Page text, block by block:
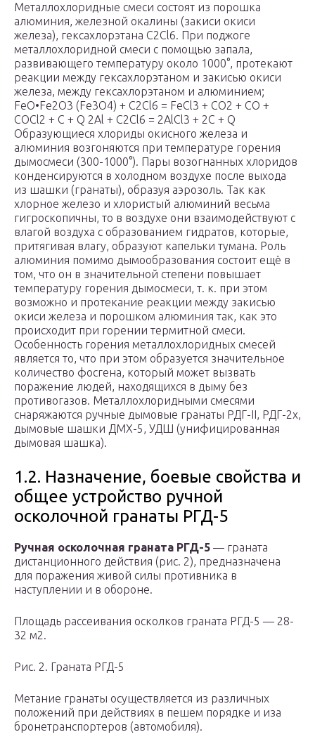
Металлохлоридные смеси состоят из порошка
алюминия, железной окалины (закиси окиси
железа), гексахлорэтана С2Cl6. При поджоге
металлохлоридной смеси с помощью запала,
развивающего температуру около 1000°, протекают
реакции между гексахлорэтаном и закисью окиси
железа, между гексахлорэтаном и алюминием;
FеО•Fе2О3 (Fе3O4) + С2Сl6 = FеСl3 + СО2 + СО +
СОСl2 + С + Q 2Al + С2Сl6 = 2АlCl3 + 2С + Q
Образующиеся хлориды окисного железа и
алюминия возгоняются при температуре горения
дымосмеси (300-1000°). Пары возогнанных хлоридов
конденсируются в холодном воздухе после выхода
из шашки (гранаты), образуя аэрозоль. Так как
хлорное железо и хлористый алюминий весьма
гигроскопичны, то в воздухе они взаимодействуют с
влагой воздуха с образованием гидратов, которые,
притягивая влагу, образуют капельки тумана. Роль
алюминия помимо дымообразования состоит ещё в
том, что он в значительной степени повышает
температуру горения дымосмеси, т. к. при этом
возможно и протекание реакции между закисью
окиси железа и порошком алюминия так, как это
происходит при горении термитной смеси.
Особенность горения металлохлоридных смесей
является то, что при этом образуется значительное
количество фосгена, который может вызвать
поражение людей, находящихся в дыму без
противогазов. Металлохлоридными смесями
снаряжаются ручные дымовые гранаты РДГ-II, РДГ-2х,
дымовые шашки ДМХ-5, УДШ (унифицированная
дымовая шашка).
1.2. Назначение, боевые свойства и
общее устройство ручной
осколочной гранаты РГД-5
Ручная осколочная граната РГД-5 — граната
дистанционного действия (рис. 2), предназначена
для поражения живой силы противника в
наступлении и в обороне.
Площадь рассеивания осколков граната РГД-5 — 28-
32 м2.
Рис. 2. Граната РГД-5
Метание гранаты осуществляется из различных
положений при действиях в пешем порядке и иза
бронетранспортеров (автомобиля).